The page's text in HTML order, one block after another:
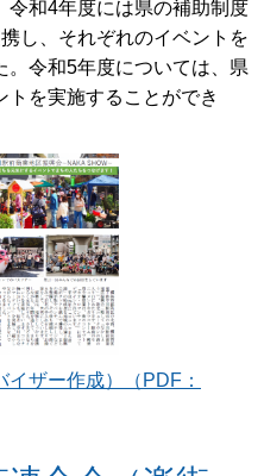
令和4年度には県の補助制度
し、それぞれのイベントを
。令和5年度については、県
を実施することができ
ザー作成）（PDF：